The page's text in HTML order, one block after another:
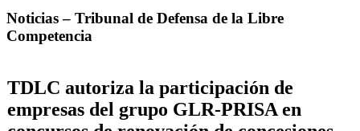
Noticias – Tribunal de Defensa de la Libre
Competencia
TDLC autoriza la participación de
empresas del grupo GLR-PRISA en